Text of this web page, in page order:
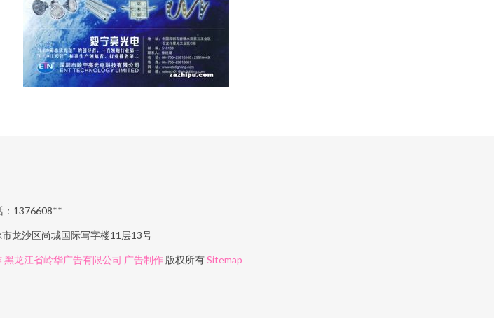
：1376608**
龙沙区尚城国际写字楼11层13号
黑龙江省岭华广告有限公司 广告制作版权所有Sitemap